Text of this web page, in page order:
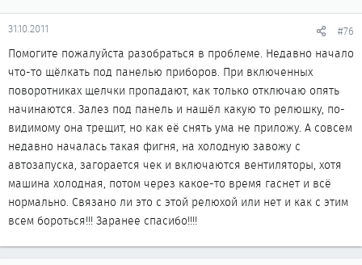
31.10.2011 #76
Помогите пожалуйста разобраться в проблеме. Недавно начало
что-то щёлкать под панелью приборов. При включенных
поворотниках щелчки пропадают, как только отключаю опять
начинаются. Залез под панель и нашёл какую то релюшку, по-
видимому она трещит, но как её снять ума не приложу. А совсем
недавно началась такая фигня, на холодную завожу с
автозапуска, загорается чек и включаются вентиляторы, хотя
машина холодная, потом через какое-то время гаснет и всё
нормально. Связано ли это с этой релюхой или нет и как с этим
всем бороться!!! Заранее спасибо!!!!